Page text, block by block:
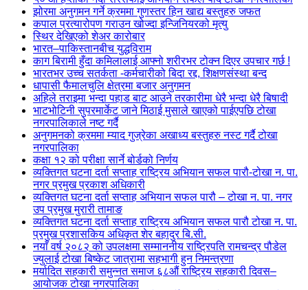
झोरमा अनुगमन गर्ने क्रममा गुणस्तर हिन खाद्य बस्तुहरु जफत
कपाल प्रत्यारोपण गराउन खोज्दा इन्जिनियरको मृत्यु
स्थिर देखिएको शेअर कारोबार
भारत–पाकिस्तानबीच युद्धविराम
काग बिरामी हुँदा कमिलालाई आफ्नो शरीरभर टोक्न दिएर उपचार गर्छ !
भारतभर उच्च सतर्कता -कर्मचारीको बिदा रद्द, शिक्षणसंस्था बन्द
धापासी फैमालचुलि क्षेत्रमा बजार अनुगमन
अहिले तराइमा भन्दा पहाड बाट आउने तरकारीमा धेरै भन्दा धेरै बिषादी
भाटभोटिनी सुपरमार्केट जाने मिठाई मुसाले खाएको पाईएपछि टोखा
नगरपालिकाले नष्ट गर्दै
अनुगमनको क्रममा म्याद गुज्रेका अखाध्य बस्तुहरु नस्ट गर्दै टोखा
नगरपालिका
कक्षा १२ को परीक्षा सार्ने बोर्डको निर्णय
व्यक्तिगत घटना दर्ता सप्ताह राष्ट्रिय अभियान सफल पारौ-टोखा न. पा.
नगर प्रमुख प्रकाश अधिकारी
व्यक्तिगत घटना दर्ता सप्ताह अभियान सफल पारौ – टोखा न. पा. नगर
उप प्रमुख मुरारी तामाङ
व्यक्तिगत घटना दर्ता सप्ताह राष्ट्रिय अभियान सफल पारौ टोखा न. पा.
प्रमुख प्रशासकिय अधिकृत शेर बहादुर बि.सी.
नयाँ वर्ष २०८२ को उपलक्षमा सम्माननीय राष्ट्रिपति रामचन्द्र पौडेल
ज्युलाई टोखा बिष्केट जात्रामा सहभागी हुन निमन्त्रणा
मर्यादित सहकारी समुन्नत समाज ६८औं राष्ट्रिय सहकारी दिवस–
आयोजक टोखा नगरपालिका